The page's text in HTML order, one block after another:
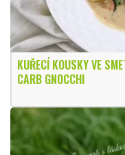
KUŘECÍ KOUSKY VE
CARB GNOCCHI